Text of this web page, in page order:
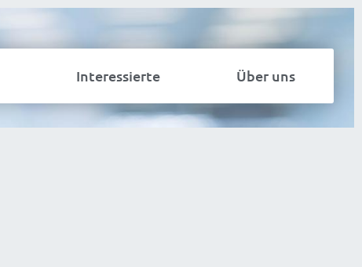
Interessierte Über uns